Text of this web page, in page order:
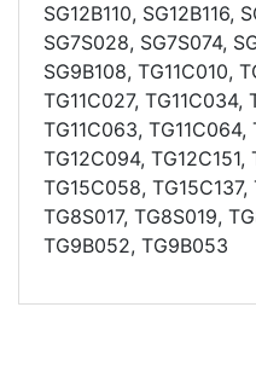
SG12B110, SG12B116,
SG7S028, SG7S074,
SG9B108, TG11C010,
TG11C027, TG11C034,
TG11C063,
TG12C094, TG12C151,
TG15C058, TG15C137,
TG8S017, TG8S019,
TG9B052, TG9B053